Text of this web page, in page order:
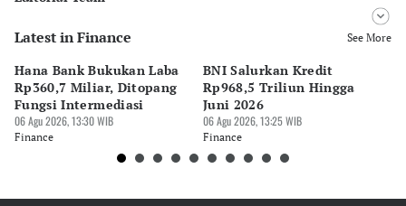
Editor
Editor
Tanayastri Dini
Latest in Finance See More
Hana Bank Bukukan Laba
Rp360,7 Miliar, Ditopang
Fungsi Intermediasi
06 Agu 2026, 13:30 WIB
Finance
BNI Salurkan Kredit
Rp968,5 Triliun Hingga
Juni 2026
06 Agu 2026, 13:25 WIB
Finance